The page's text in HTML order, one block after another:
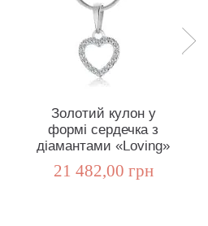
Золотий кулон у
формі сердечка з
діамантами «Loving»
21 482,00 грн